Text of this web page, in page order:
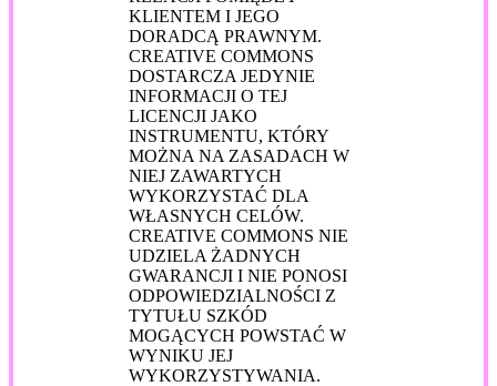
KLIENTEM I JEGO
DORADCĄ PRAWNYM.
CREATIVE COMMONS
DOSTARCZA JEDYNIE
INFORMACJI O TEJ
LICENCJI JAKO
INSTRUMENTU, KTÓRY
MOŻNA NA ZASADACH W
NIEJ ZAWARTYCH
WYKORZYSTAĆ DLA
WŁASNYCH CELÓW.
CREATIVE COMMONS NIE
UDZIELA ŻADNYCH
GWARANCJI I NIE PONOSI
ODPOWIEDZIALNOŚCI Z
TYTUŁU SZKÓD
MOGĄCYCH POWSTAĆ W
WYNIKU JEJ
WYKORZYSTYWANIA.